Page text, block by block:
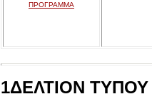
ΠΡΟΓΡΑΜΜΑ
1ΔΕΛΤΙΟΝ